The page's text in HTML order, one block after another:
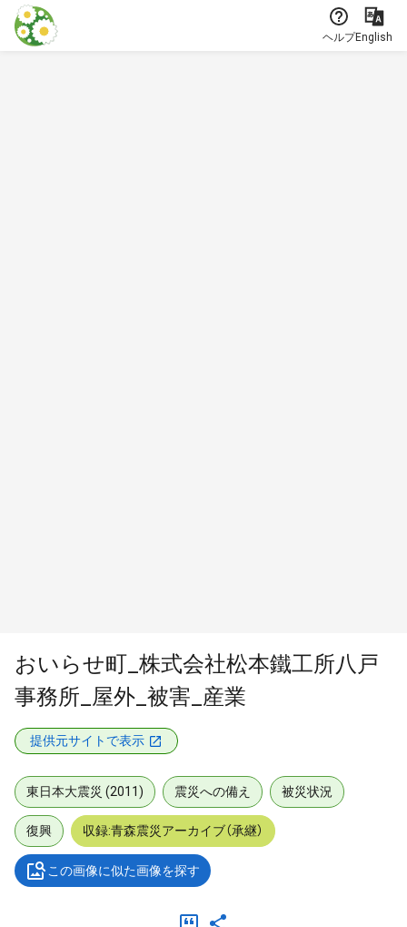
本文に飛ぶ
ヘルプEnglish
おいらせ町_株式会社松本鐵工所八戸
事務所_屋外_被害_産業
提供元サイトで表示
東日本大震災 (2011) 震災への備え 被災状況
復興 収録:青森震災アーカイブ（承継）
この画像に似た画像を探す